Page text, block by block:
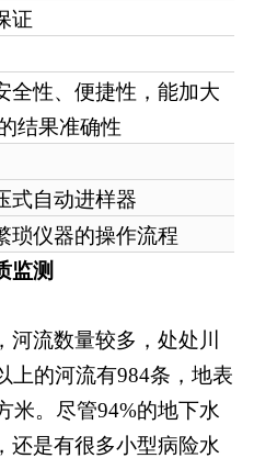
证
全性、便捷性，能加大
结果准确性
式自动进样器
琐仪器的操作流程
监测
流数量较多，处处川
上的河流有984条，地表
米。尽管94%的地下水
还是有很多小型病险水